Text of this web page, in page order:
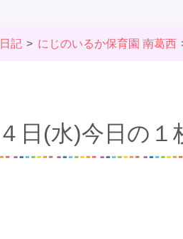
記 にじのいるか保育園 南葛西
日(水)今日の１